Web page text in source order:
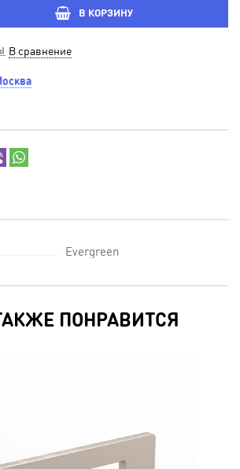
В КОРЗИНУ
В сравнение
Evergreen
ПОНРАВИТСЯ